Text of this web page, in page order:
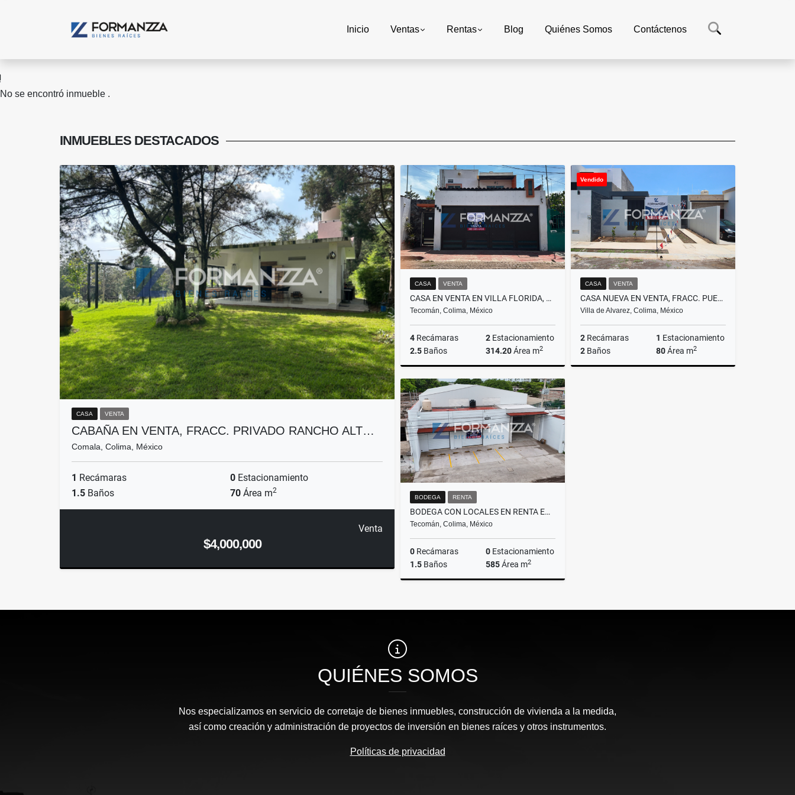
Inicio Ventas Rentas Blog Quiénes Somos Contáctenos
No se encontró inmueble .
INMUEBLES DESTACADOS
CASA VENTA
CABAÑA EN VENTA, FRACC. PRIVADO RANCHO ALT…
Comala, Colima, México
1 Recámaras 0 Estacionamiento
1.5 Baños 70 Área m2
Venta
$4,000,000
CASA VENTA
CASA EN VENTA EN VILLA FLORIDA, TECOMÁN, COLIMA
Tecomán, Colima, México
4 Recámaras 2 Estacionamiento
2.5 Baños 314.20Área m2
Venta
$2,000,000
Vendido
CASA VENTA
CASA NUEVA EN VENTA, FRACC. PUERTA DE ROLÓN, VILLA DE ÁLVAREZ
Villa de Alvarez, Colima, México
2 Recámaras 1 Estacionamiento
2 Baños 80Área m2
BODEGA RENTA
BODEGA CON LOCALES EN RENTA EN ÁLVARO OBREGÓN, TECOMÁN, COLIMA
Tecomán, Colima, México
0 Recámaras 0 Estacionamiento
1.5 Baños 585Área m2
$48,500
QUIÉNES SOMOS
Nos especializamos en servicio de corretaje de bienes inmuebles, construcción de vivienda a la medida,
así como creación y administración de proyectos de inversión en bienes raíces y otros instrumentos.
Políticas de privacidad